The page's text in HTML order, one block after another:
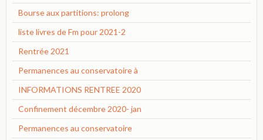
Bourse aux partitions: prolong
liste livres de Fm pour 2021-2
Rentrée 2021
Permanences au conservatoire à
INFORMATIONS RENTREE 2020
Confinement décembre 2020- jan
Permanences au conservatoire